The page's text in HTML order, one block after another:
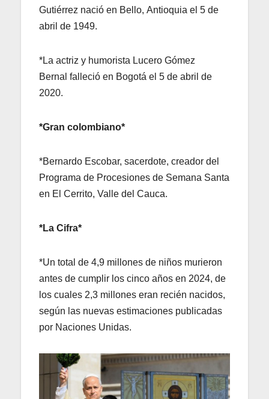
Gutiérrez nació en Bello, Antioquia el 5 de
abril de 1949.
*La actriz y humorista Lucero Gómez
Bernal falleció en Bogotá el 5 de abril de
2020.
*Gran colombiano*
*Bernardo Escobar, sacerdote, creador del
Programa de Procesiones de Semana Santa
en El Cerrito, Valle del Cauca.
*La Cifra*
*Un total de 4,9 millones de niños murieron
antes de cumplir los cinco años en 2024, de
los cuales 2,3 millones eran recién nacidos,
según las nuevas estimaciones publicadas
por Naciones Unidas.